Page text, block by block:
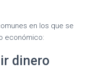
en los que se
económico:
dinero